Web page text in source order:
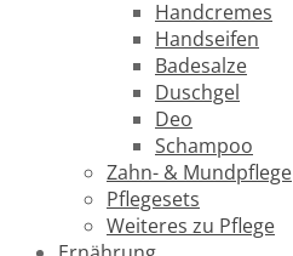
Handcremes
Handseifen
Badesalze
Duschgel
Deo
Schampoo
Zahn- & Mundpflege
Pflegesets
Weiteres zu Pflege